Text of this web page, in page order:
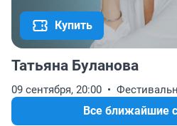
Купить
Татьяна Буланова
09 сентября, 20:00
Все ближайшие